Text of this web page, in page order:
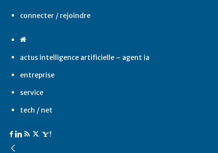
connecter / rejoindre
actus intelligence artificielle – agent ia
entreprise
service
tech / net